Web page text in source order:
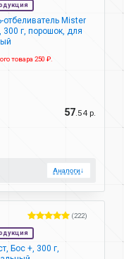
отбеливатель Mister
300 г, порошок, для
товара 250 ₽.
57 .54 р.
Аналоги↓
(222)
Бос +, 300 г,